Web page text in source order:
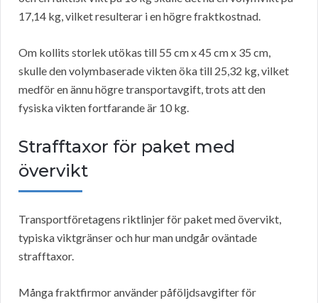
17,14 kg, vilket resulterar i en högre fraktkostnad.
Om kollits storlek utökas till 55 cm x 45 cm x 35 cm,
skulle den volymbaserade vikten öka till 25,32 kg, vilket
medför en ännu högre transportavgift, trots att den
fysiska vikten fortfarande är 10 kg.
Strafftaxor för paket med
övervikt
Transportföretagens riktlinjer för paket med övervikt,
typiska viktgränser och hur man undgår oväntade
strafftaxor.
Många fraktfirmor använder påföljdsavgifter för